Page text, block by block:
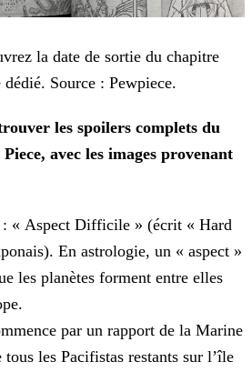
la date de sortie du chapitre
Source : Pewpiece.
les spoilers complets du
avec les images provenant
: « Aspect Difficile » (écrit « Hard
En astrologie, un « aspect »
les planètes forment entre elles
par un rapport de la Marine
tous les Pacifistas restants sur l’île